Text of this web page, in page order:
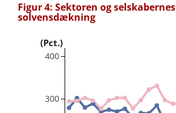
Figur 4: Sektoren og selskabernes
solvensdækning
300
400
(Pct.)